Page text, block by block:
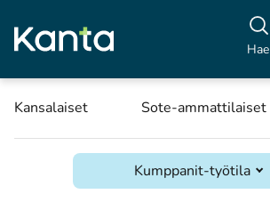
Hae
Kansalaiset Sote-ammattilaiset
Kumppanit-työtila